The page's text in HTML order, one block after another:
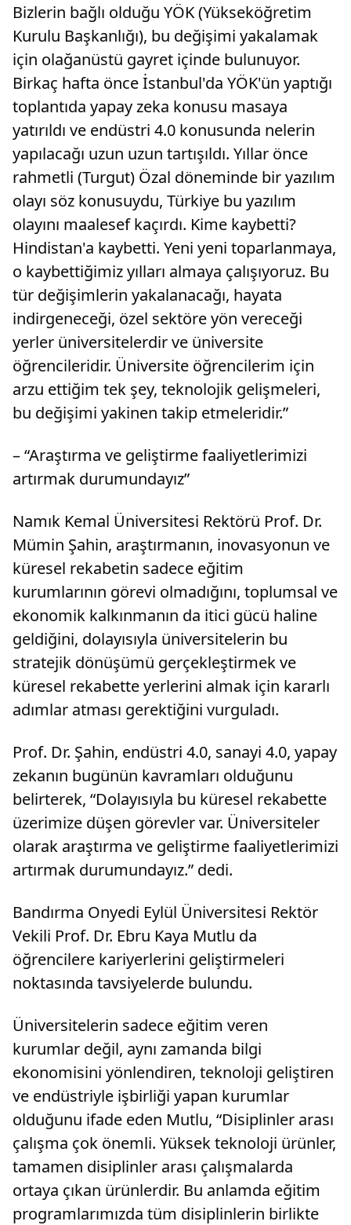
Bizlerin bağlı olduğu YÖK (Yükseköğretim
Kurulu Başkanlığı), bu değişimi yakalamak
için olağanüstü gayret içinde bulunuyor.
Birkaç hafta önce İstanbul'da YÖK'ün yaptığı
toplantıda yapay zeka konusu masaya
yatırıldı ve endüstri 4.0 konusunda nelerin
yapılacağı uzun uzun tartışıldı. Yıllar önce
rahmetli (Turgut) Özal döneminde bir yazılım
olayı söz konusuydu, Türkiye bu yazılım
olayını maalesef kaçırdı. Kime kaybetti?
Hindistan'a kaybetti. Yeni yeni toparlanmaya,
o kaybettiğimiz yılları almaya çalışıyoruz. Bu
tür değişimlerin yakalanacağı, hayata
indirgeneceği, özel sektöre yön vereceği
yerler üniversitelerdir ve üniversite
öğrencileridir. Üniversite öğrencilerim için
arzu ettiğim tek şey, teknolojik gelişmeleri,
bu değişimi yakinen takip etmeleridir.”
– “Araştırma ve geliştirme faaliyetlerimizi
artırmak durumundayız”
Namık Kemal Üniversitesi Rektörü Prof. Dr.
Mümin Şahin, araştırmanın, inovasyonun ve
küresel rekabetin sadece eğitim
kurumlarının görevi olmadığını, toplumsal ve
ekonomik kalkınmanın da itici gücü haline
geldiğini, dolayısıyla üniversitelerin bu
stratejik dönüşümü gerçekleştirmek ve
küresel rekabette yerlerini almak için kararlı
adımlar atması gerektiğini vurguladı.
Prof. Dr. Şahin, endüstri 4.0, sanayi 4.0, yapay
zekanın bugünün kavramları olduğunu
belirterek, “Dolayısıyla bu küresel rekabette
üzerimize düşen görevler var. Üniversiteler
olarak araştırma ve geliştirme faaliyetlerimizi
artırmak durumundayız.” dedi.
Bandırma Onyedi Eylül Üniversitesi Rektör
Vekili Prof. Dr. Ebru Kaya Mutlu da
öğrencilere kariyerlerini geliştirmeleri
noktasında tavsiyelerde bulundu.
Üniversitelerin sadece eğitim veren
kurumlar değil, aynı zamanda bilgi
ekonomisini yönlendiren, teknoloji geliştiren
ve endüstriyle işbirliği yapan kurumlar
olduğunu ifade eden Mutlu, “Disiplinler arası
çalışma çok önemli. Yüksek teknoloji ürünler,
tamamen disiplinler arası çalışmalarda
ortaya çıkan ürünlerdir. Bu anlamda eğitim
programlarımızda tüm disiplinlerin birlikte